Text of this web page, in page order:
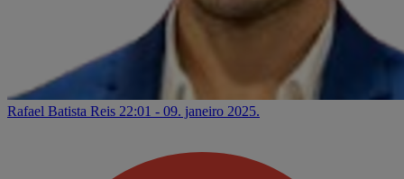
Rafael Batista Reis 22:01 - 09. janeiro 2025.